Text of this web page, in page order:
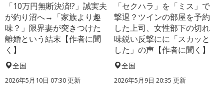
「10万円無断決済!?」誠実夫
が釣り沼へ→「家族より趣
味？」限界妻が突きつけた
離婚という結末【作者に聞
く】
全国
2026年5月10日 07:30 更新
「セクハラ」を「ミス」で
撃退？ツインの部屋を予約
した上司、女性部下の切れ
味鋭い反撃にに「スカッと
した」の声【作者に聞く】
全国
2026年5月9日 20:35 更新